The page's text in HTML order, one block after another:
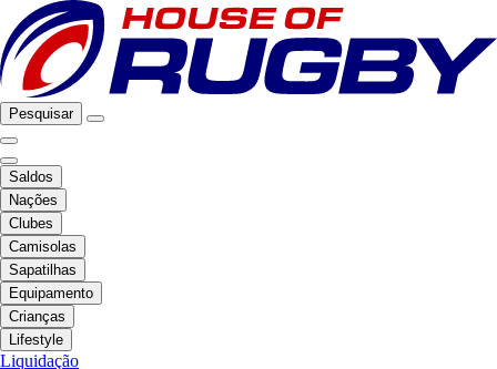
Pesquisar
Saldos
Nações
Clubes
Camisolas
Sapatilhas
Equipamento
Crianças
Lifestyle
Liquidação